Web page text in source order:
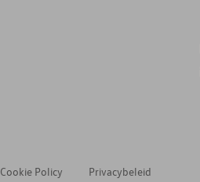
Cookie Policy
Privacybeleid